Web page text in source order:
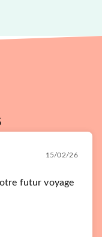
15/02/26
futur voyage